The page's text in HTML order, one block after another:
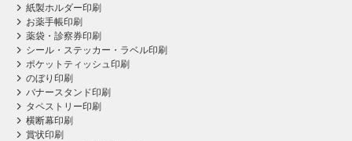
紙製ホルダー印刷
お薬手帳印刷
薬袋・診察券印刷
シール・ステッカー・ラベル印刷
ポケットティッシュ印刷
のぼり印刷
バナースタンド印刷
タペストリー印刷
横断幕印刷
賞状印刷